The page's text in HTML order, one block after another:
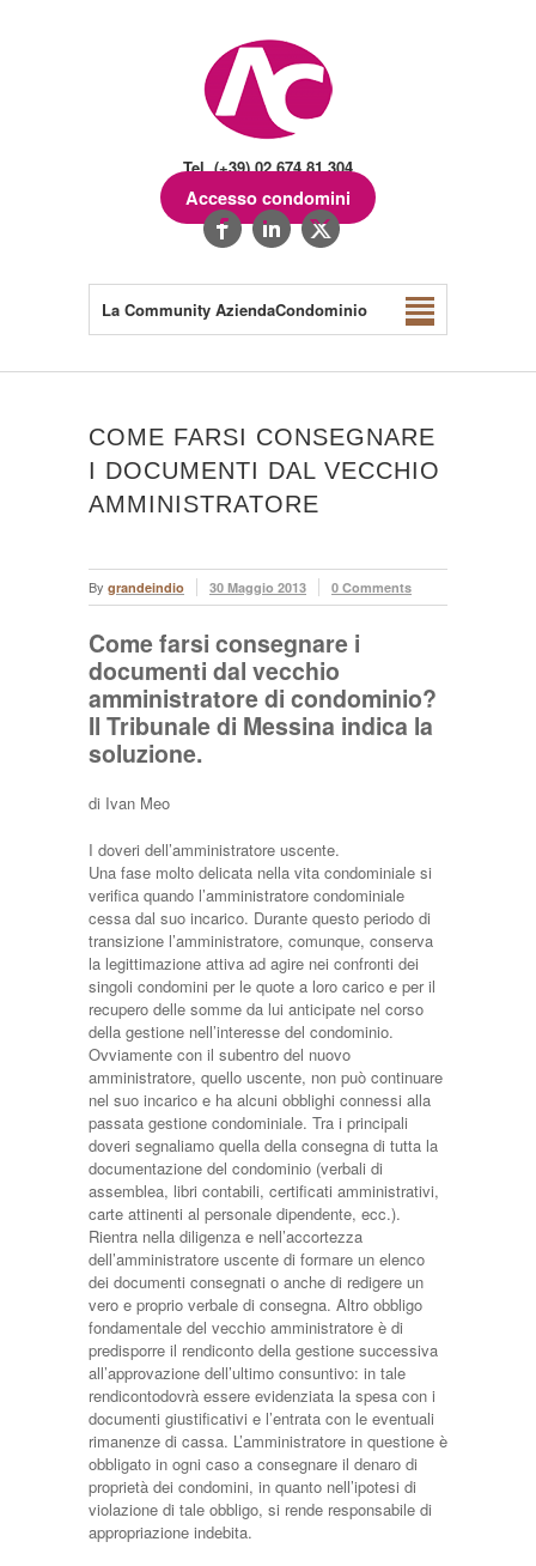
Tel. (+39) 02.674.81.304
Accesso condomini
La Community AziendaCondominio
COME FARSI CONSEGNARE
I DOCUMENTI DAL VECCHIO
AMMINISTRATORE
By grandeindio 30 Maggio 2013 0 Comments
Come farsi consegnare i
documenti dal vecchio
amministratore di condominio?
Il Tribunale di Messina indica la
soluzione.
di Ivan Meo
I doveri dell’amministratore uscente.
Una fase molto delicata nella vita condominiale si
verifica quando l’amministratore condominiale
cessa dal suo incarico. Durante questo periodo di
transizione l’amministratore, comunque, conserva
la legittimazione attiva ad agire nei confronti dei
singoli condomini per le quote a loro carico e per il
re­cupero delle somme da lui anticipate nel corso
della gestione nell’interesse del condominio.
Ovviamente con il subentro del nuovo
amministratore, quello uscente, non può continuare
nel suo incarico e ha alcuni obblighi connessi alla
passata gestione condominiale. Tra i principali
doveri segnaliamo quella della consegna di tutta la
documentazione del condominio (verbali di
assemblea, libri contabili, certificati amministrativi,
carte attinenti al personale dipendente, ecc.).
Rientra nella diligenza e nell’accortezza
dell’amministratore uscente di formare un elenco
dei documenti consegnati o anche di redigere un
vero e proprio verbale di consegna. Altro obbligo
fondamentale del vecchio amministratore è di
predisporre il rendiconto della gestione successiva
all’approvazione dell’ultimo consuntivo: in tale
rendicontodovrà essere evidenziata la spesa con i
documenti giustificativi e l’en­trata con le eventuali
rimanenze di cassa. L’amministratore in questione è
obbligato in ogni caso a consegnare il denaro di
proprietà dei condomini, in quanto nell’ipotesi di
violazione di tale obbligo, si rende responsabile di
appropriazione indebita.